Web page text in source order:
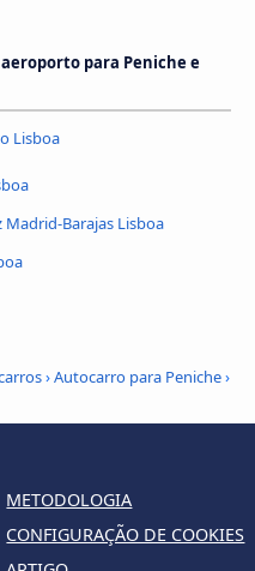
para Peniche e
Lisboa
Barajas Lisboa
›Autocarro para Peniche›
METODOLOGIA
CONFIGURAÇÃO DE COOKIES